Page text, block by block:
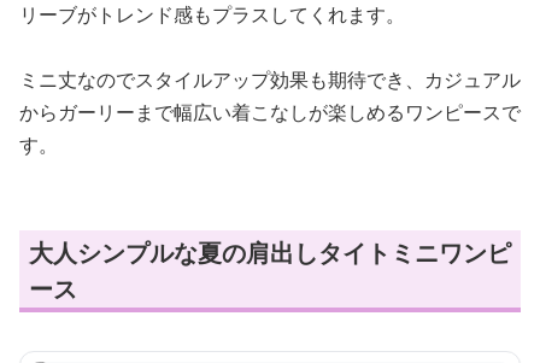
リーブがトレンド感もプラスしてくれます。
ミニ丈なのでスタイルアップ効果も期待でき、カジュアル
からガーリーまで幅広い着こなしが楽しめるワンピースで
す。
大人シンプルな夏の肩出しタイトミニワンピ
ース